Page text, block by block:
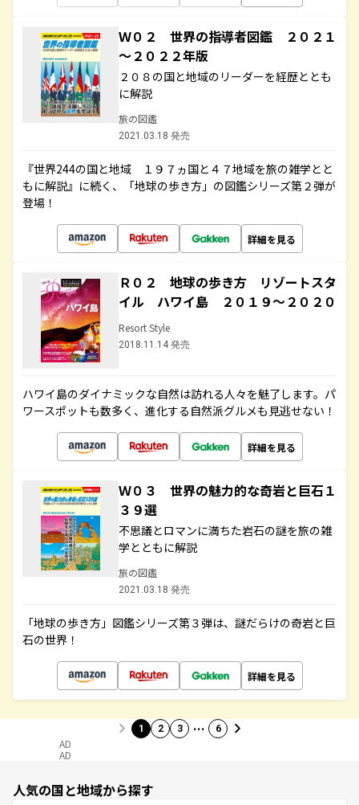
Ｗ０２ 世界の指導者図鑑 ２０２１
～２０２２年版
２０８の国と地域のリーダーを経歴ととも
に解説
旅の図鑑
2021.03.18 発売
『世界244の国と地域 １９７ヵ国と４７地域を旅の雑学とと
もに解説』に続く、「地球の歩き方」の図鑑シリーズ第２弾が
登場！
詳細を見る
Ｒ０２ 地球の歩き方 リゾートスタ
イル ハワイ島 ２０１９～２０２０
Resort Style
2018.11.14 発売
ハワイ島のダイナミックな自然は訪れる人々を魅了します。パ
ワースポットも数多く、進化する自然派グルメも見逃せない！
詳細を見る
Ｗ０３ 世界の魅力的な奇岩と巨石１
３９選
不思議とロマンに満ちた岩石の謎を旅の雑
学とともに解説
旅の図鑑
2021.03.18 発売
「地球の歩き方」図鑑シリーズ第３弾は、謎だらけの奇岩と巨
石の世界！
詳細を見る
1 2 3 … 6
AD
AD
人気の国と地域から探す